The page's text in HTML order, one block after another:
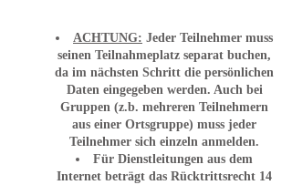
ACHTUNG: Jeder Teilnehmer muss
seinen Teilnahmeplatz separat buchen,
da im nächsten Schritt die persönlichen
Daten eingegeben werden. Auch bei
Gruppen (z.b. mehreren Teilnehmern
aus einer Ortsgruppe) muss jeder
Teilnehmer sich einzeln anmelden.
Für Dienstleitungen aus dem
Internet beträgt das Rücktrittsrecht 14